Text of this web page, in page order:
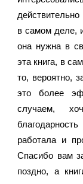
в самом деле,
она нужна в
эта книга, в
то, вероятно,
это более
случаем,
работала и
Спасибо вам
поздно, а